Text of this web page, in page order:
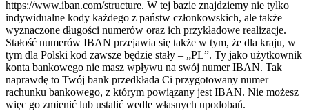
https://www.iban.com/structure. W tej bazie znajdziemy nie tylko
indywidualne kody każdego z państw członkowskich, ale także
wyznaczone długości numerów oraz ich przykładowe realizacje.
Stałość numerów IBAN przejawia się także w tym, że dla kraju, w
tym dla Polski kod zawsze będzie stały – „PL”. Ty jako użytkownik
konta bankowego nie masz wpływu na swój numer IBAN. Tak
naprawdę to Twój bank przedkłada Ci przygotowany numer
rachunku bankowego, z którym powiązany jest IBAN. Nie możesz
więc go zmienić lub ustalić wedle własnych upodobań.